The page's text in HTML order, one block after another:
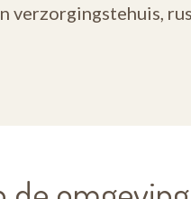
verzorgingstehuis,